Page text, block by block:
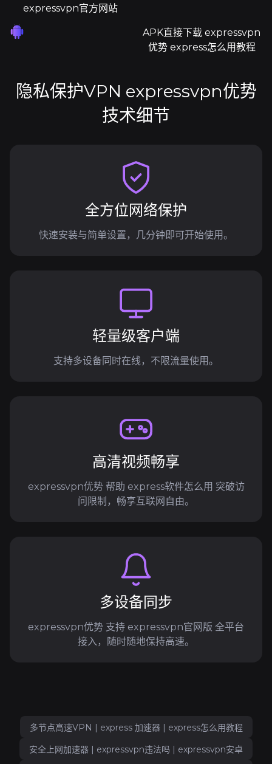
expressvpn官方网站
APK直接下载 expressvpn
优势 express怎么用教程
隐私保护VPN expressvpn优势
技术细节
全方位网络保护
快速安装与简单设置，几分钟即可开始使用。
轻量级客户端
支持多设备同时在线，不限流量使用。
高清视频畅享
expressvpn优势 帮助 express软件怎么用 突破访
问限制，畅享互联网自由。
多设备同步
expressvpn优势 支持 expressvpn官网版 全平台
接入，随时随地保持高速。
多节点高速VPN | express 加速器 | express怎么用教程
安全上网加速器 | expressvpn违法吗 | expressvpn安卓